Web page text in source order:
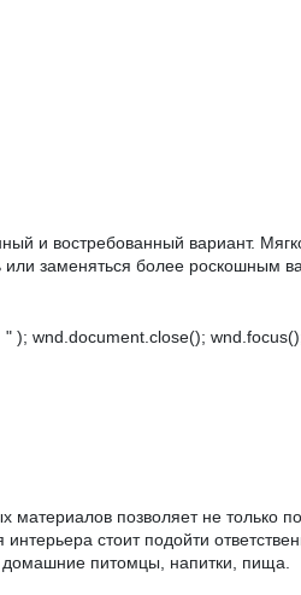
и востребованный вариант.
заменяться более роскошным
" ); wnd.document.close();
позволяет не только
стоит подойти
домашние питомцы, напитки, пища.